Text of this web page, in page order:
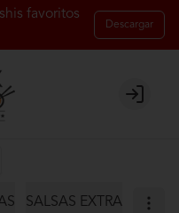
favoritos
Descargar
Login
SALSAS EXTRA